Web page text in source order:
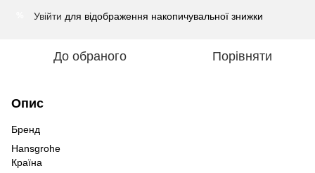
Увійти для відображення накопичувальної знижки
До обраного Порівняти
Опис
Бренд
Hansgrohe
Країна